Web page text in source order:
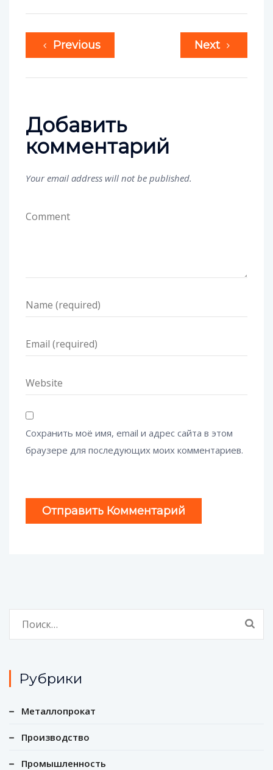
Previous Next
Добавить
комментарий
Your email address will not be published.
Сохранить моё имя, email и адрес сайта в этом
браузере для последующих моих комментариев.
Рубрики
Металлопрокат
Производство
Промышленность